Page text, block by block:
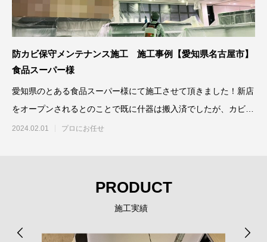
防カビ保守メンテナンス施工 施工事例【愛知県名古屋市】
食品スーパー様
愛知県のとある食品スーパー様にて施工させて頂きました！新店
をオープンされるとのことで既に什器は搬入済でしたが、カビが
発生する前の防カ
2024.02.01 プロにお任せ
PRODUCT
施工実績